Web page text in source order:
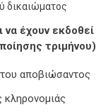
δικαιώματος
έχουν εκδοθεί
τριμήνου)
αποβιώσαντος